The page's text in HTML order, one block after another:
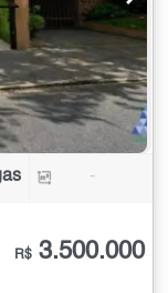
-
R$ 3.500.000